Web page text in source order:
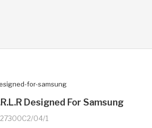
Designed For Samsung
04/1